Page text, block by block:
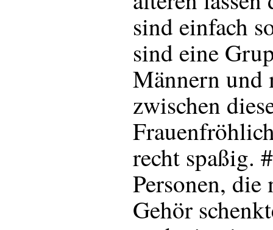
sind einfach
sind eine
Männern und
zwischen
recht spaßig.
Personen,
Gehör